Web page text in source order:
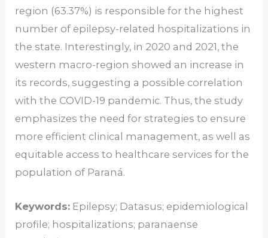
region (63.37%) is responsible for the highest
number of epilepsy-related hospitalizations in
the state. Interestingly, in 2020 and 2021, the
western macro-region showed an increase in
its records, suggesting a possible correlation
with the COVID-19 pandemic. Thus, the study
emphasizes the need for strategies to ensure
more efficient clinical management, as well as
equitable access to healthcare services for the
population of Paraná.
Keywords: Epilepsy; Datasus; epidemiological
profile; hospitalizations; paranaense